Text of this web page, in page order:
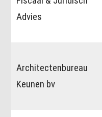
Advies
Architectenbureau
Keunen bv